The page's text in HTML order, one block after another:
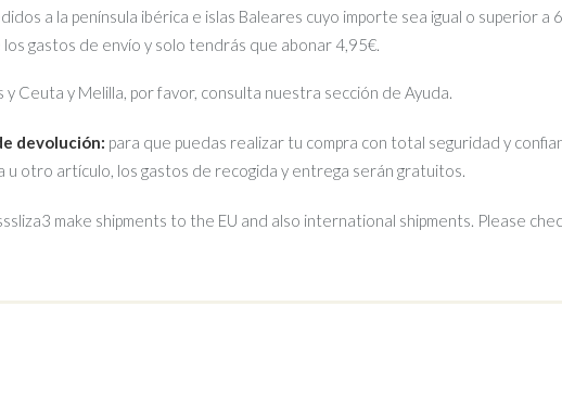
a la península ibérica e islas Baleares cuyo importe sea igual o superior
gastos de envío y solo tendrás que abonar 4,95€.
y Ceuta y Melilla, por favor, consulta nuestra sección de Ayuda.
devolución: para que puedas realizar tu compra con total seguridad y
u otro artículo, los gastos de recogida y entrega serán gratuitos.
make shipments to the EU and also international shipments. Please